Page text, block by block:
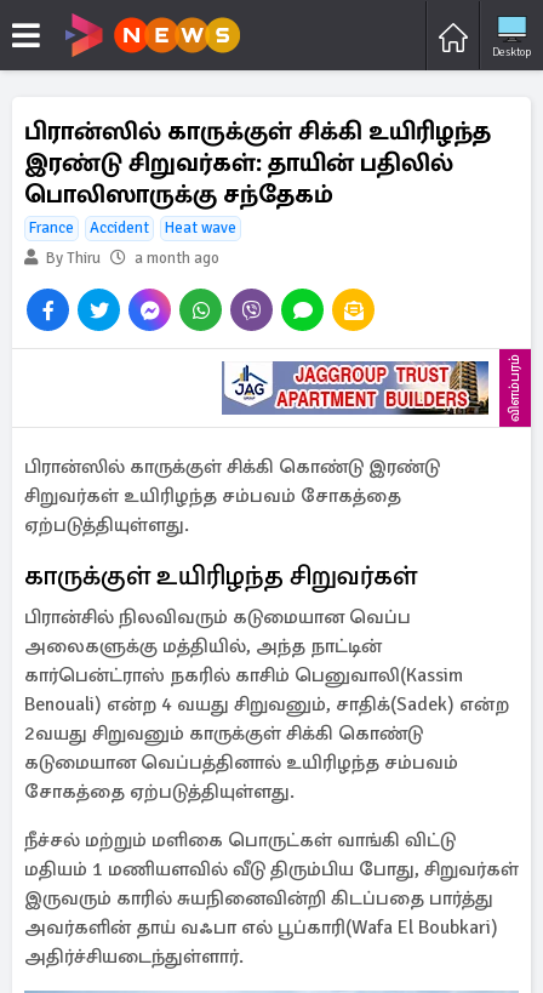
Desktop
பிரான்ஸில் காருக்குள் சிக்கி உயிரிழந்த
இரண்டு சிறுவர்கள்: தாயின் பதிலில்
பொலிஸாருக்கு சந்தேகம்
France Accident
Heat wave
By Thiru
a month ago
விளம்பரம்
பிரான்ஸில் காருக்குள் சிக்கி கொண்டு இரண்டு
சிறுவர்கள் உயிரிழந்த சம்பவம் சோகத்தை
ஏற்படுத்தியுள்ளது.
காருக்குள் உயிரிழந்த சிறுவர்கள்
பிரான்சில் நிலவிவரும் கடுமையான வெப்ப
அலைகளுக்கு மத்தியில், அந்த நாட்டின்
கார்பென்ட்ராஸ் நகரில் காசிம் பெனுவாலி(Kassim
Benouali) என்ற 4 வயது சிறுவனும், சாதிக்(Sadek) என்ற
2வயது சிறுவனும் காருக்குள் சிக்கி கொண்டு
கடுமையான வெப்பத்தினால் உயிரிழந்த சம்பவம்
சோகத்தை ஏற்படுத்தியுள்ளது.
நீச்சல் மற்றும் மளிகை பொருட்கள் வாங்கி விட்டு
மதியம் 1 மணியளவில் வீடு திரும்பிய போது, சிறுவர்கள்
இருவரும் காரில் சுயநினைவின்றி கிடப்பதை பார்த்து
அவர்களின் தாய் வஃபா எல் பூப்காரி(Wafa El Boubkari)
அதிர்ச்சியடைந்துள்ளார்.